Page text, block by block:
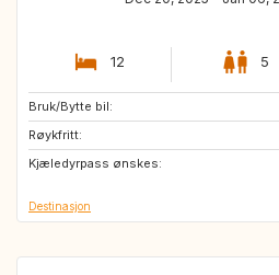
12 5
Bruk/Bytte bil:
Røykfritt:
Kjæledyrpass ønskes:
SE
GB
IS
Destinasjon